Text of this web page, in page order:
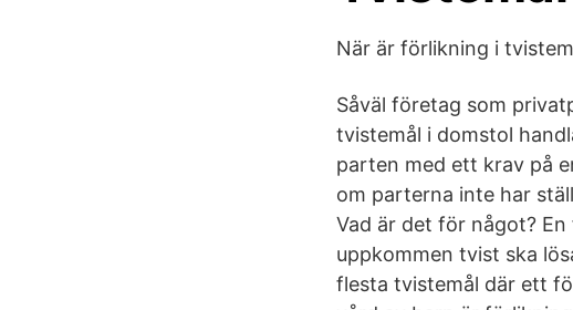
När är förlikning i
Såväl företag som
tvistemål i domstol
parten med ett krav på
om parterna inte har
Vad är det för något?
uppkommen tvist ska
flesta tvistemål där ett